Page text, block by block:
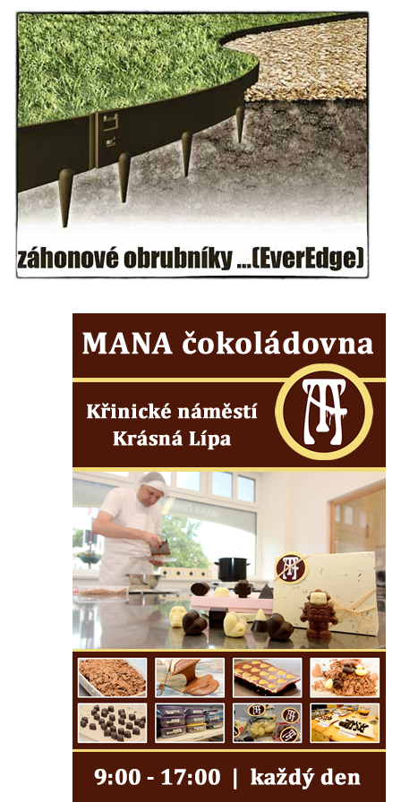
Hrob Christodoulona Panayiotise na
hřbitově v Benešově nad Ploučnicí
Hrob Franze Wünsche na hřbitově v
Benešově nad Ploučnicí
Pamětní desky obětem 1. světové války v
kapli Panny Marie Bolestné v Benešově
nad Ploučnicí
Pamětní deska Samuela Fullera na zámku
v Sokolově
Kenotaf Ericha Ullmanna na hřbitově
Šumburk nad Desnou v Tanvaldu
Hrob sovětských dětí na hřbitově Šumburk
nad Desnou v Tanvaldu
Pomník prvního a druhého odboje v
Kenotaf Josefa Staritze na hřbitově ve
Starých Křečanech
Hrob Antona Reintsche na hřbitově ve
Starých Křečanech
Hrob rodiny Klingerových na hřbitově ve
Starých Křečanech
Pomník obětem 1. světové války v
Tyršových sadech v Jablonci nad Nisou
Pamětní desky obětem 1. světové války na
kapli svaté Alžběty Durynské v Dolních
Křečanech
Pomník Theodora Körnera v Tyršově ulici v
Šluknově
Pomník Františka Josefa I. u křížové cesty